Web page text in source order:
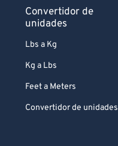
Convertidor de
unidades
Lbs a Kg
Kg a Lbs
Feet a Meters
Convertidor de unidades